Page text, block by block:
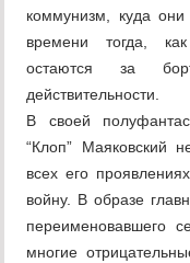
коммунизм, куда
времени тогда,
остаются за
действительности.
В своей
“Клоп” Маяковский
всех его
войну. В образе
переименовавшего
многие